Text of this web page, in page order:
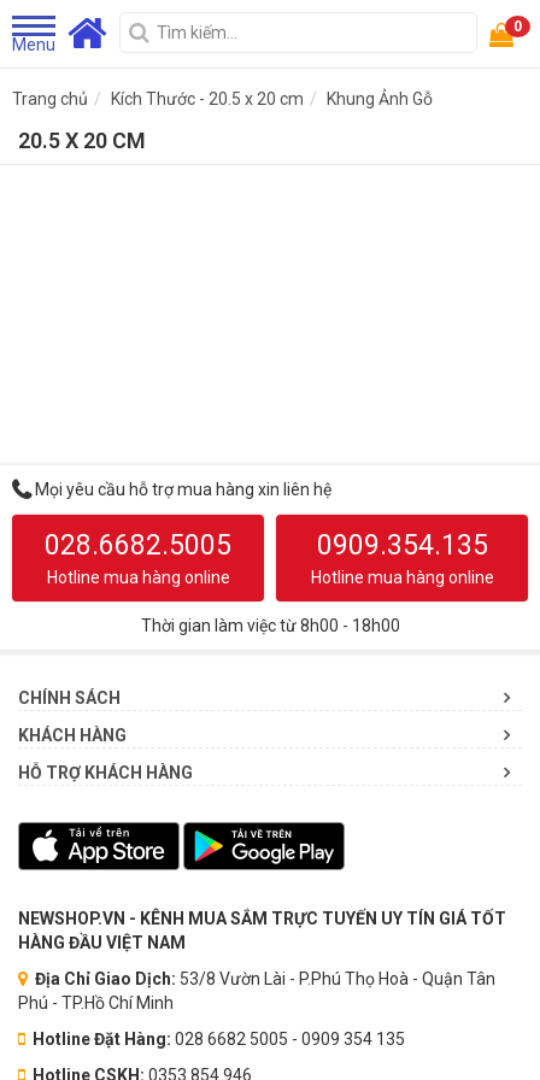
Menu
0
Trang chủ Kích Thước - 20.5 x 20 cm Khung Ảnh Gỗ
20.5 X 20 CM
Mọi yêu cầu hỗ trợ mua hàng xin liên hệ
028.6682.5005
Hotline mua hàng online
0909.354.135
Hotline mua hàng online
Thời gian làm việc từ 8h00 - 18h00
CHÍNH SÁCH
KHÁCH HÀNG
HỖ TRỢ KHÁCH HÀNG
NEWSHOP.VN - KÊNH MUA SẮM TRỰC TUYẾN UY TÍN GIÁ TỐT
HÀNG ĐẦU VIỆT NAM
Địa Chỉ Giao Dịch: 53/8 Vườn Lài - P.Phú Thọ Hoà - Quận Tân
Phú - TP.Hồ Chí Minh
Hotline Đặt Hàng: 028 6682 5005 - 0909 354 135
Hotline CSKH: 0353.854.946